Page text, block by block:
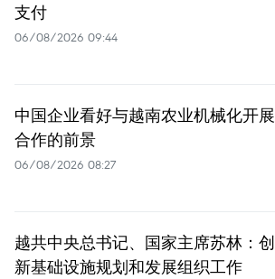
支付
06/08/2026 09:44
中国企业看好与越南农业机械化开展
合作的前景
06/08/2026 08:27
越共中央总书记、国家主席苏林：创
新基础设施规划和发展组织工作